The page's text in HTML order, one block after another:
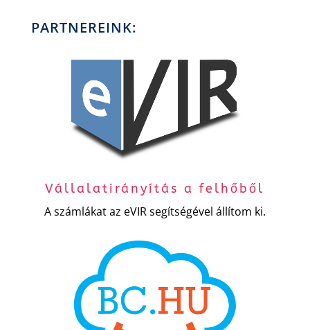
PARTNEREINK:
Vállalatirányítás a felhőből
A számlákat az eVIR segítségével állítom ki.